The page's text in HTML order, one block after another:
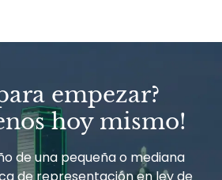
empezar?
hoy mismo!
de una pequeña o mediana